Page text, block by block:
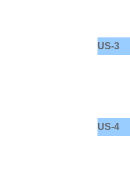
US-3
US-4